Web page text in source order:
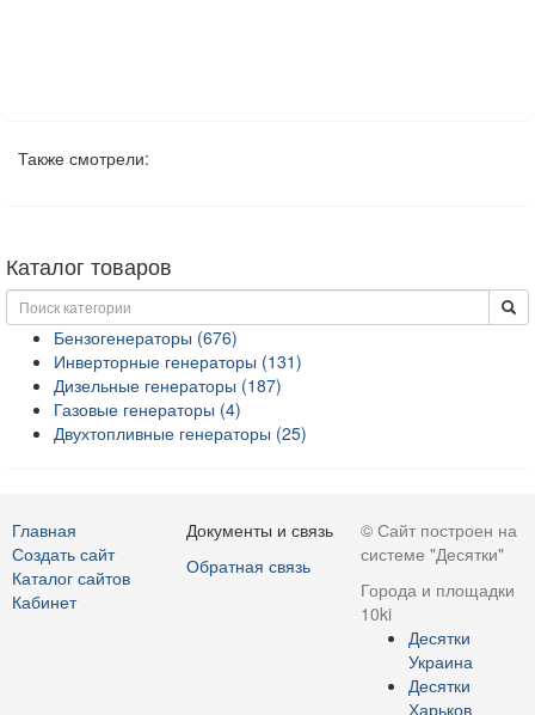
Также смотрели:
Каталог товаров
Бензогенераторы (676)
Инверторные генераторы (131)
Дизельные генераторы (187)
Газовые генераторы (4)
Двухтопливные генераторы (25)
Главная
Создать сайт
Каталог сайтов
Кабинет
Документы и связь
Обратная связь
© Сайт построен на
системе "Десятки"
Города и площадки
10ki
Десятки
Украина
Десятки
Харьков